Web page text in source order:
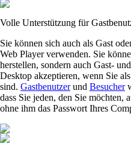
Volle Unterstützung für
Sie können sich auch als Gast
Web Player verwenden. Sie
herstellen, sondern auch Gast-
Desktop akzeptieren, wenn Sie
sind. Gastbenutzerund Besucher
dass Sie jeden, den Sie möchten,
ohne ihm das Passwort Ihres